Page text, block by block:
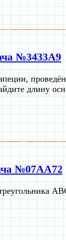
№3433A9
длину
№07AA72